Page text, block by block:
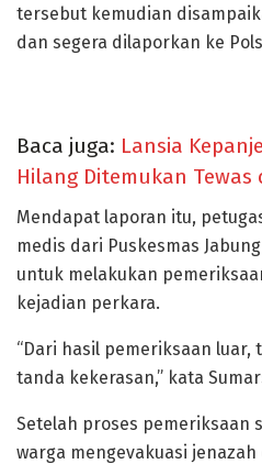
tersebut kemudian
dan segera dilaporkan ke
Baca juga: Lansia
Hilang Ditemukan
Mendapat laporan itu,
medis dari Puskesmas
untuk melakukan
kejadian perkara.
“Dari hasil pemeriksaan
tanda kekerasan,” kata
Setelah proses pemeriksaan
warga mengevakuasi